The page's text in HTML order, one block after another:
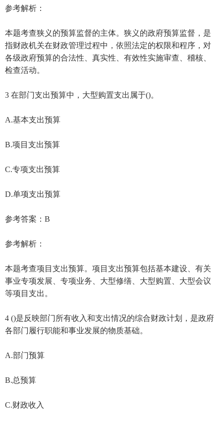
参考解析：
本题考查狭义的预算监督的主体。狭义的政府预算监督，是
指财政机关在财政管理过程中，依照法定的权限和程序，对
各级政府预算的合法性、真实性、有效性实施审查、稽核、
检查活动。
3 在部门支出预算中，大型购置支出属于()。
A.基本支出预算
B.项目支出预算
C.专项支出预算
D.单项支出预算
参考答案：B
参考解析：
本题考查项目支出预算。项目支出预算包括基本建设、有关
事业专项发展、专项业务、大型修缮、大型购置、大型会议
等项目支出。
4 ()是反映部门所有收入和支出情况的综合财政计划，是政府
各部门履行职能和事业发展的物质基础。
A.部门预算
B.总预算
C.财政收入